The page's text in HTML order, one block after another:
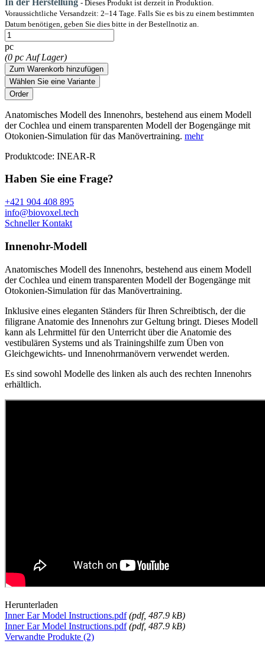
- Dieses Produkt ist derzeit in Produktion.
Voraussichtliche Versandzeit: 2–14 Tage. Falls Sie es bis zu einem bestimmten
Datum benötigen, geben Sie dies bitte in der Bestellnotiz an.
pc
(0 pc Auf Lager)
Zum Warenkorb hinzufügen
Wählen Sie eine Variante
Anatomisches Modell des Innenohrs, bestehend aus einem Modell
der Cochlea und einem transparenten Modell der Bogengänge mit
Otokonien-Simulation für das Manövertraining. mehr
Produktcode: INEAR-R
Haben Sie eine Frage?
+421 904 408 895
info@biovoxel.tech
Schneller Kontakt
Innenohr-Modell
Anatomisches Modell des Innenohrs, bestehend aus einem Modell
der Cochlea und einem transparenten Modell der Bogengänge mit
Otokonien-Simulation für das Manövertraining.
Inklusive eines eleganten Ständers für Ihren Schreibtisch, der die
filigrane Anatomie des Innenohrs zur Geltung bringt. Dieses Modell
kann als Lehrmittel für den Unterricht über die Anatomie des
vestibulären Systems und als Trainingshilfe zum Üben von
Gleichgewichts- und Innenohrmanövern verwendet werden.
Es sind sowohl Modelle des linken als auch des rechten Innenohrs
erhältlich.
Herunterladen
Inner Ear Model Instructions.pdf (pdf, 487.9 kB)
Inner Ear Model Instructions.pdf (pdf, 487.9 kB)
Verwandte Produkte (2)